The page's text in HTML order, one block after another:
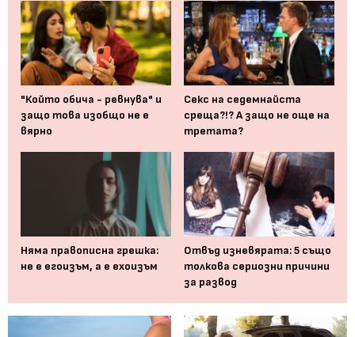
"Който обича - ревнува" и
защо това изобщо не е
вярно
Секс на седемнайста
среща?!? А защо не още на
третата?
Няма правописна грешка:
не е егоизъм, а е ехоизъм
Отвъд изневярата: 5 също
толкова сериозни причини
за развод